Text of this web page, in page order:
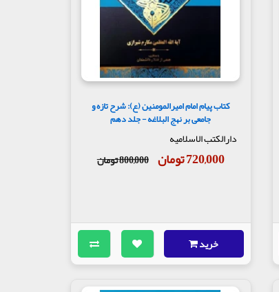
کتاب پیام امام امیرالمومنین (ع): شرح تازه و
جامعی بر نهج البلاغه - جلد دهم
دارالکتب الاسلامیه
720,000 تومان 800,000 تومان
خرید